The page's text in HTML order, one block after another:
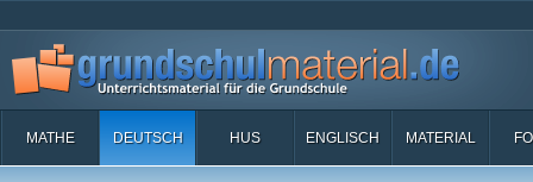
MATHE DEUTSCH HUS ENGLISCH MATERIAL